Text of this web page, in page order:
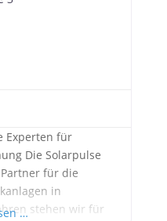
Experten für
Die Solarpulse
für die
in
stehen wir für
…